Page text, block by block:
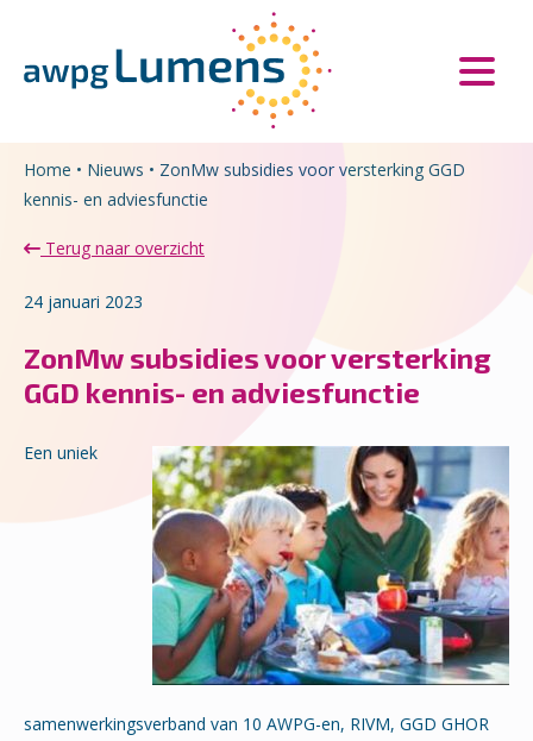
Home • Nieuws • ZonMw subsidies voor versterking GGD
kennis- en adviesfunctie
Terug naar overzicht
24 januari 2023
ZonMw subsidies voor versterking
GGD kennis- en adviesfunctie
Een uniek
samenwerkingsverband van 10 AWPG-en, RIVM, GGD GHOR